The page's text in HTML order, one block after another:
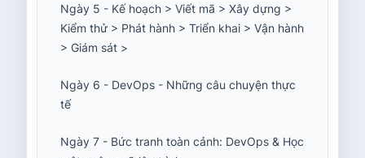
Ngày 5 - Kế hoạch > Viết mã > Xây dựng >
Kiểm thử > Phát hành > Triển khai > Vận hành
> Giám sát >
Ngày 6 - DevOps - Những câu chuyện thực
tế
Ngày 7 - Bức tranh toàn cảnh: DevOps & Học